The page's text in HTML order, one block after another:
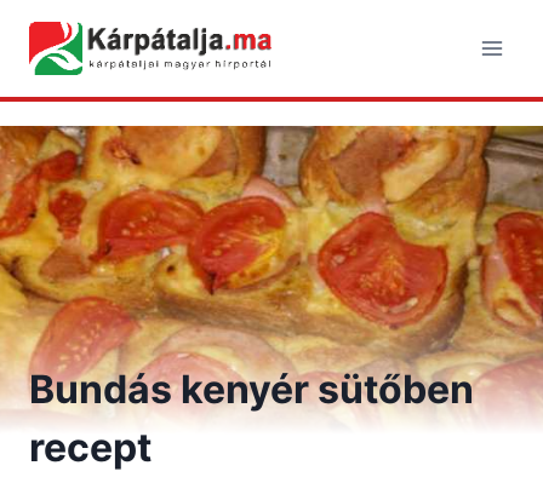
content
Bundás kenyér sütőben
recept